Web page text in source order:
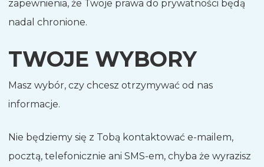
zapewnienia, że Twoje prawa do prywatności będą
nadal chronione.
TWOJE WYBORY
Masz wybór, czy chcesz otrzymywać od nas
informacje.
Nie będziemy się z Tobą kontaktować e-mailem,
pocztą, telefonicznie ani SMS-em, chyba że wyrazisz